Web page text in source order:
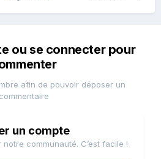
ou se connecter pour
afin de pouvoir déposer un
commentaire
un compte
communauté. C’est facile !